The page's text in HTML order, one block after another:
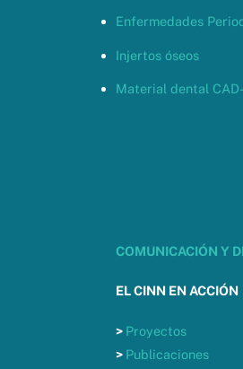
Enfermedades
Injertos óseos
Material dental
COMUNICACIÓN Y
EL CINN EN ACCIÓN
> Proyectos
> Publicaciones